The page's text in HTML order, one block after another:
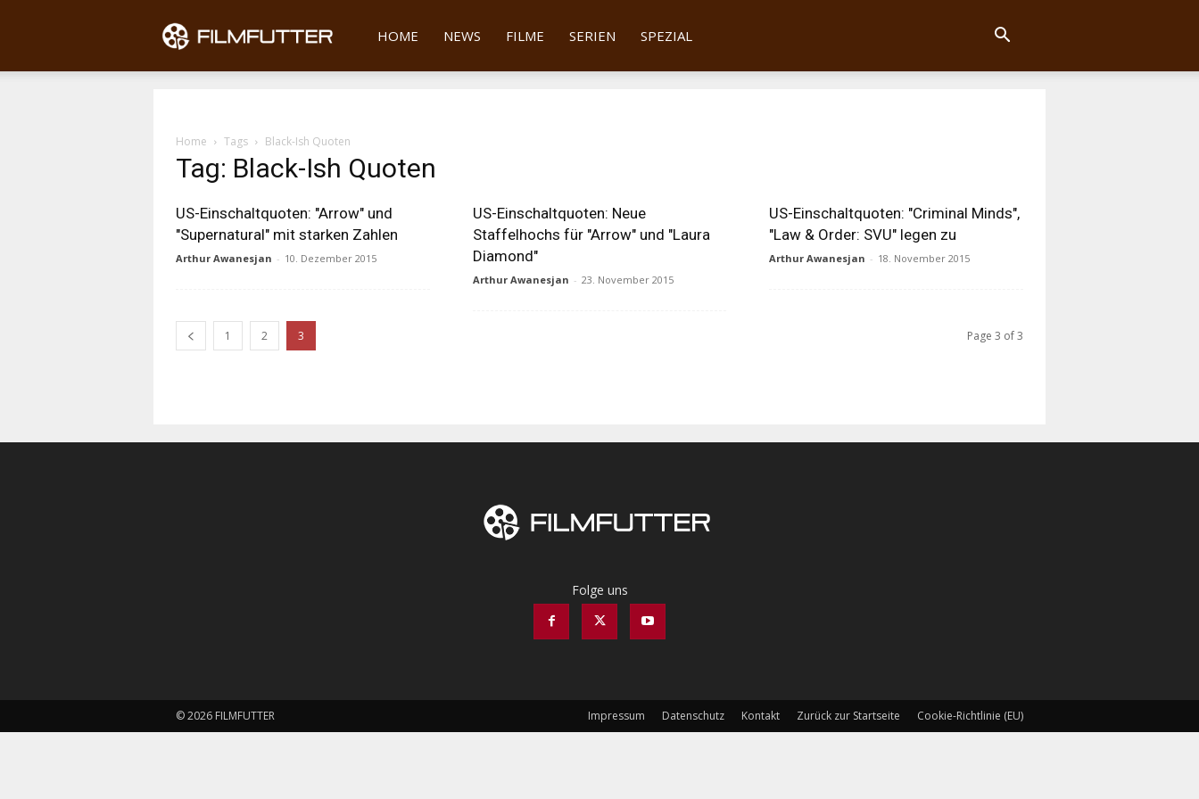
Filmfutter
HOME NEWS FILME SERIEN SPEZIAL
Home Tags Black-Ish Quoten
Tag: Black-Ish Quoten
US-Einschaltquoten: "Arrow" und
"Supernatural" mit starken Zahlen
Arthur Awanesjan - 10. Dezember 2015
US-Einschaltquoten: Neue
Staffelhochs für "Arrow" und "Laura
Diamond"
Arthur Awanesjan - 23. November 2015
US-Einschaltquoten: "Criminal Minds",
"Law & Order: SVU" legen zu
Arthur Awanesjan - 18. November 2015
1 2 3 Page 3 of 3
Folge uns
Impressum Datenschutz Kontakt Zurück zur Startseite Cookie-Richtlinie (EU)
© 2026 FILMFUTTER